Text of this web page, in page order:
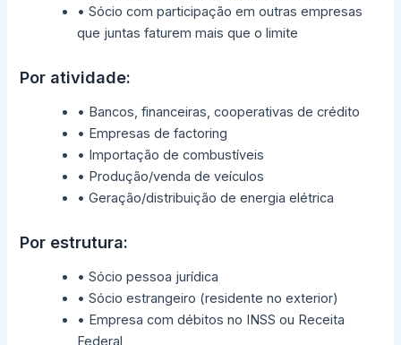
• Sócio com participação em outras empresas
que juntas faturem mais que o limite
Por atividade:
• Bancos, financeiras, cooperativas de crédito
• Empresas de factoring
• Importação de combustíveis
• Produção/venda de veículos
• Geração/distribuição de energia elétrica
Por estrutura:
• Sócio pessoa jurídica
• Sócio estrangeiro (residente no exterior)
• Empresa com débitos no INSS ou Receita
Federal